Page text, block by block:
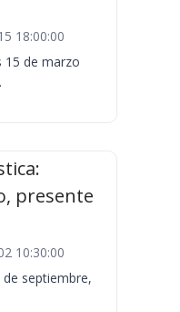
18:00:00
15 de marzo
presente
10:30:00
de septiembre,